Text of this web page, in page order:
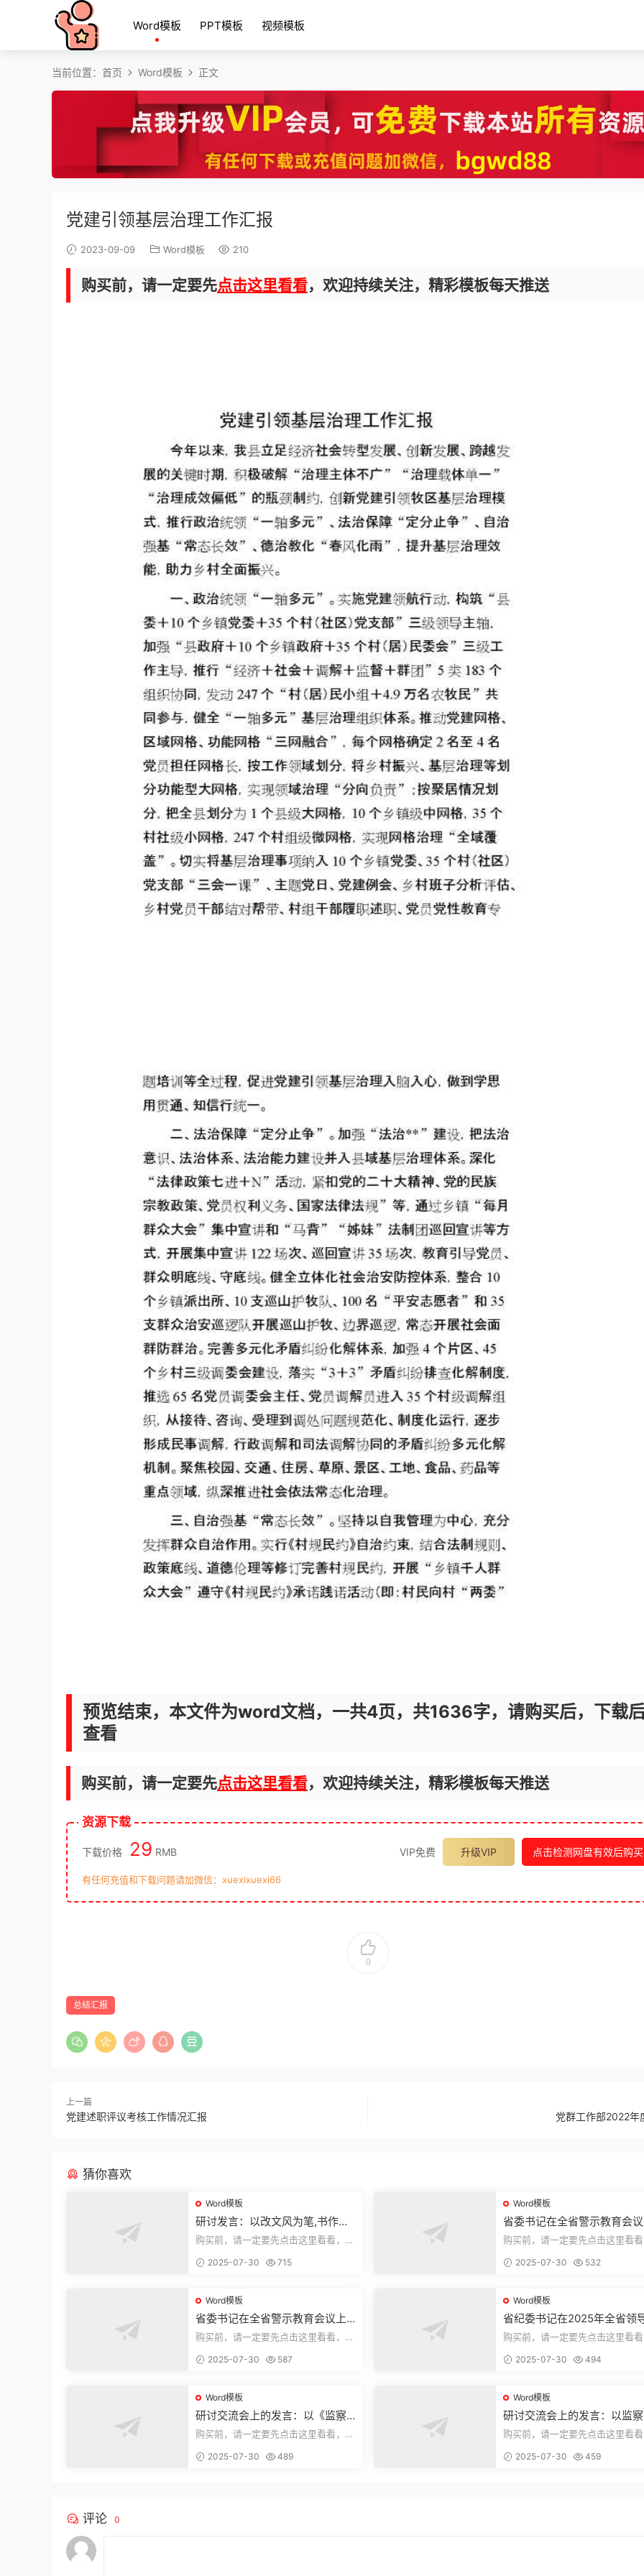
Word模板 PPT模板 视频模板
当前位置： 首页 Word模板 正文
党建引领基层治理工作汇报
2023-09-09 Word模板 210
购买前，请一定要先点击这里看看，欢迎持续关注，精彩模板每天推送
预览结束，本文件为word文档，一共4页，共1636字，请购买后，下载
查看
购买前，请一定要先点击这里看看，欢迎持续关注，精彩模板每天推送
资源下载
下载价格 29 RMB VIP免费 升级VIP 点击检测网盘有效后购买
有任何充值和下载问题请加微信：xuexixuexi66
0
总结汇报
上一篇
党建述职评议考核工作情况汇报 党群工作部2022年
猜你喜欢
Word模板
研讨发言：以改文风为笔,书作风
建设“必修课”
购买前，请一定要先点击这里看看，欢
束，本文...
2025-07-30 715
Word模板
省委书记在全省警示教育会
的讲话.1
购买前，请一定要先点击这里看
束，本文...
2025-07-30 532
Word模板
省委书记在全省警示教育会议上
的讲话
购买前，请一定要先点击这里看看，欢
束，本文...
2025-07-30 587
Word模板
省纪委书记在2025年全省领
部警示教育会上的讲话.1
购买前，请一定要先点击这里看
束，本文...
2025-07-30 494
Word模板
研讨交流会上的发言：以《监察
法实施条例》为纲,推动巡察工作
购买前，请一定要先点击这里看看，欢
束，本文...
2025-07-30 489
Word模板
研讨交流会上的发言：以监
实施条例为纲推动巡察工作
购买前，请一定要先点击这里看
束，本文...
2025-07-30 459
评论 0